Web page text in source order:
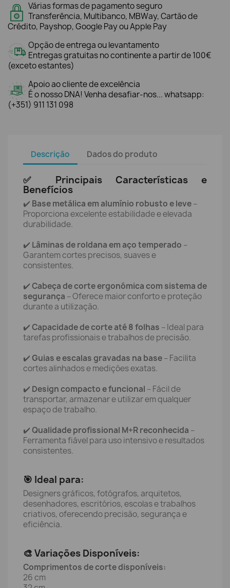
Várias formas de pagamento seguro
Transferência, Multibanco, MBWay, Cartão de
Crédito, Payshop, Google Pay ou Apple Pay
Opção de entrega ou levantamento
Entregas gratuitas no continente a partir de 100€
(exceto estantes)
Apoio ao cliente de excelência
É o nosso DNA! Venha desafiar-nos... whatsapp:
(+351) 911 131 098
Descrição Dados do produto
✅ Principais Características e
Benefícios
✔️ Base metálica em alumínio robusto e leve–
Proporciona excelente estabilidade e elevada
durabilidade.
✔️ Lâminas de roldana em aço temperado –
Garantem cortes precisos, suaves e
consistentes.
✔️Cabeça de corte ergonómica com sistema de
segurança – Oferece maior conforto e proteção
durante a utilização.
✔️Capacidade de corte até 8 folhas – Ideal para
tarefas profissionais e trabalhos de precisão.
✔️Guias e escalas gravadas na base– Facilita
cortes alinhados e medições exatas.
✔️ Design compacto e funcional – Fácil de
transportar, armazenar e utilizar em qualquer
espaço de trabalho.
✔️Qualidade profissional M+R reconhecida –
Ferramenta fiável para uso intensivo e resultados
consistentes.
🎯 Ideal para:
Designers gráficos, fotógrafos, arquitetos,
desenhadores, escritórios, escolas e trabalhos
criativos, oferecendo precisão, segurança e
eficiência.
🎨 Variações Disponíveis:
Comprimentos de corte disponíveis:
26 cm